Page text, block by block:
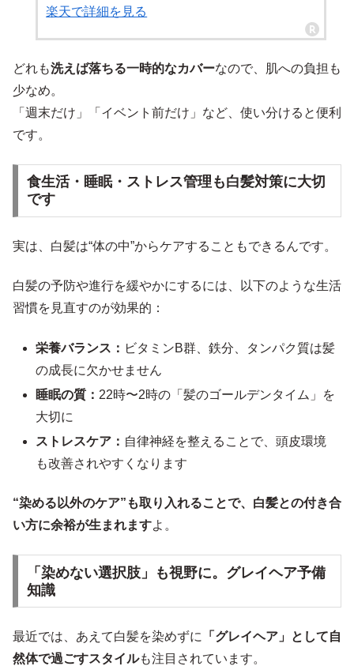
楽天で詳細を見る
どれも洗えば落ちる一時的なカバーなので、肌への負担も
少なめ。
「週末だけ」「イベント前だけ」など、使い分けると便利
です。
食生活・睡眠・ストレス管理も白髪対策に大切
です
実は、白髪は“体の中”からケアすることもできるんです。
白髪の予防や進行を緩やかにするには、以下のような生活
習慣を見直すのが効果的：
栄養バランス： ビタミンB群、鉄分、タンパク質は髪
の成長に欠かせません
睡眠の質： 22時〜2時の「髪のゴールデンタイム」を
大切に
ストレスケア： 自律神経を整えることで、頭皮環境
も改善されやすくなります
“染める以外のケア”も取り入れることで、白髪との付き合
い方に余裕が生まれますよ。
「染めない選択肢」も視野に。グレイヘア予備
知識
最近では、あえて白髪を染めずに
「グレイヘア」として自
然体で過ごすスタイルも注目されています。